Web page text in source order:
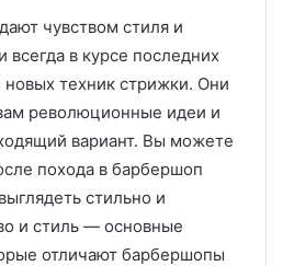
чувством стиля и
всегда в курсе последних
техник стрижки. Они
революционные идеи и
вариант. Вы можете
похода в барбершоп
стильно и
и стиль — основные
отличают барбершопы